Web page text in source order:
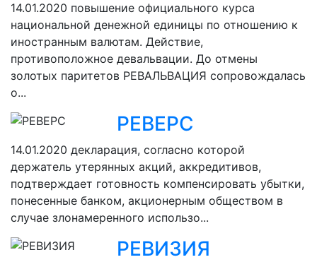
14.01.2020 повышение официального курса
национальной денежной единицы по отношению к
иностранным валютам. Действие,
противоположное девальвации. До отмены
золотых паритетов РЕВАЛЬВАЦИЯ сопровождалась
о...
РЕВЕРС
14.01.2020 декларация, согласно которой
держатель утерянных акций, аккредитивов,
подтверждает готовность компенсировать убытки,
понесенные банком, акционерным обществом в
случае злонамеренного использо...
РЕВИЗИЯ